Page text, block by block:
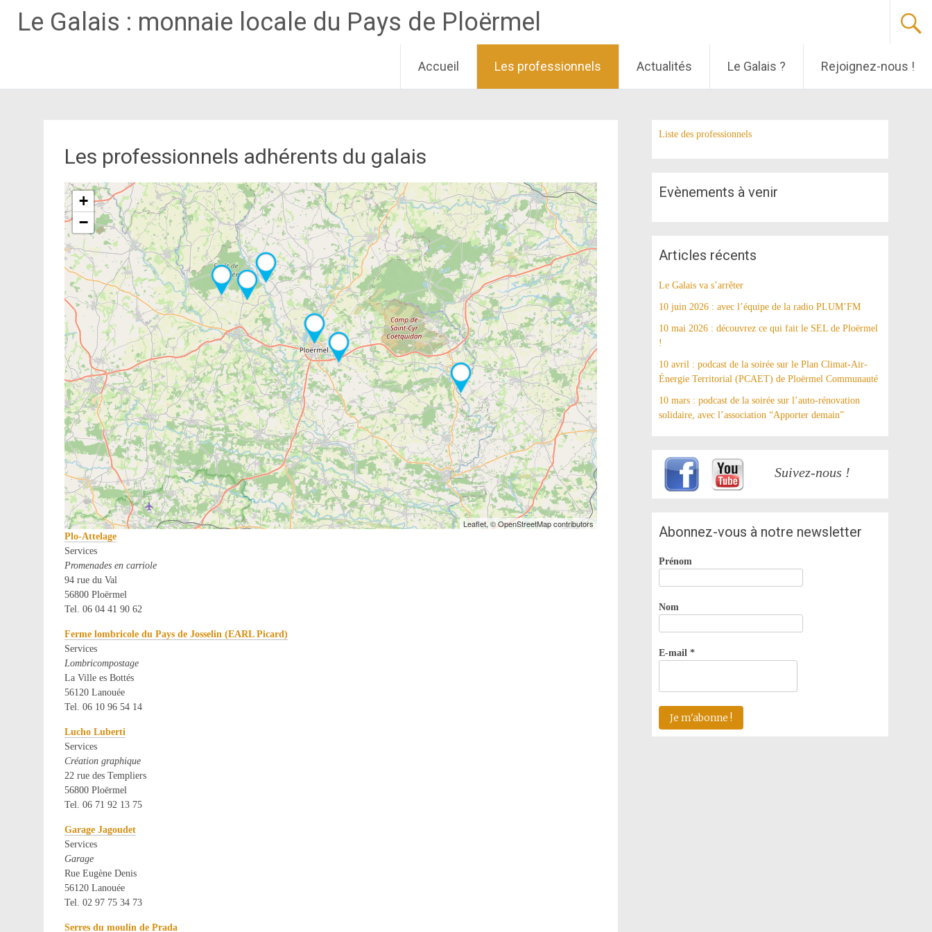
Le Galais : monnaie locale du Pays de Ploërmel
Accueil Les professionnels Actualités Le Galais ? Rejoignez-nous !
Les professionnels adhérents du galais
+
−
Leaflet, © OpenStreetMap contributors
Plo-Attelage
Services
Promenades en carriole
94 rue du Val
56800 Ploërmel
Tel. 06 04 41 90 62
Ferme lombricole du Pays de Josselin (EARL Picard)
Services
Lombricompostage
La Ville es Bottés
56120 Lanouée
Tel. 06 10 96 54 14
Lucho Luberti
Services
Création graphique
22 rue des Templiers
56800 Ploërmel
Tel. 06 71 92 13 75
Garage Jagoudet
Services
Garage
Rue Eugène Denis
56120 Lanouée
Tel. 02 97 75 34 73
Serres du moulin de Prada
Liste des professionnels
Evènements à venir
Articles récents
Le Galais va s’arrêter
10 juin 2026 : avec l’équipe de la radio PLUM’FM
10 mai 2026 : découvrez ce qui fait le SEL de Ploërmel
!
10 avril : podcast de la soirée sur le Plan Climat-Air-
Énergie Territorial (PCAET) de Ploërmel Communauté
10 mars : podcast de la soirée sur l’auto-rénovation
solidaire, avec l’association “Apporter demain”
Suivez-nous !
Abonnez-vous à notre newsletter
Prénom
Nom
E-mail *